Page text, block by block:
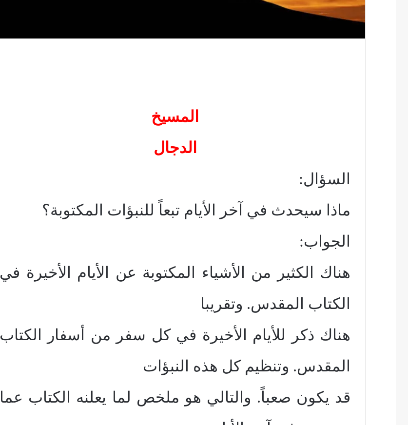
المسيخ
الدجال
السؤال:
ماذا سيحدث في آخر الأيام تبعاً للنبؤات المكتوبة؟
الجواب:
هناك الكثير من الأشياء المكتوبة عن الأيام الأخيرة في
الكتاب المقدس. وتقريبا
هناك ذكر للأيام الأخيرة في كل سفر من أسفار الكتاب
المقدس. وتنظيم كل هذه النبؤات
قد يكون صعباً. والتالي هو ملخص لما يعلنه الكتاب عما